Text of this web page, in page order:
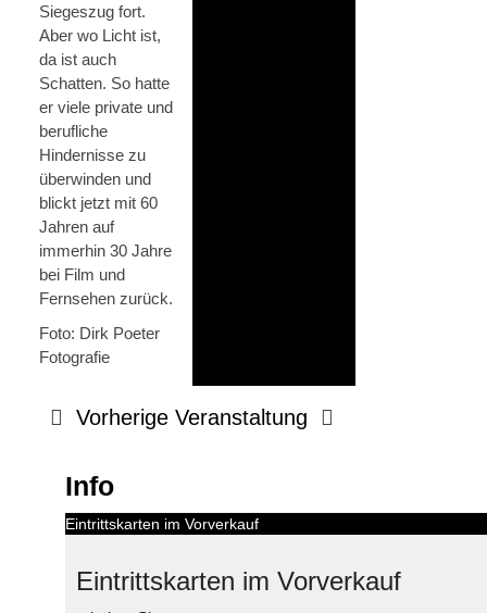
Siegeszug fort.
Aber wo Licht ist,
da ist auch
Schatten. So hatte
er viele private und
berufliche
Hindernisse zu
überwinden und
blickt jetzt mit 60
Jahren auf
immerhin 30 Jahre
bei Film und
Fernsehen zurück.
Foto: Dirk Poeter
Fotografie
Vorherige Veranstaltung
Info
Eintrittskarten im Vorverkauf
Eintrittskarten im Vorverkauf